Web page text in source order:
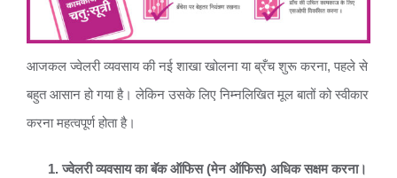
आजकल ज्वेलरी व्यवसाय की नई शाखा खोलना या ब्रँच शुरू करना, पहले से
बहुत आसान हो गया है। लेकिन उसके लिए निम्नलिखित मूल बातों को स्वीकार
करना महत्वपूर्ण होता है।
ज्वेलरी व्यवसाय का बॅक ऑफिस (मेन ऑफिस) अधिक सक्षम करना।